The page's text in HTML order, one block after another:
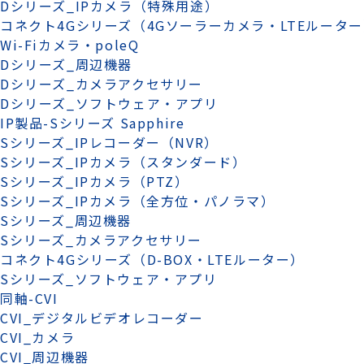
Dシリーズ_IPカメラ（特殊用途）
コネクト4Gシリーズ（4Gソーラーカメラ・LTEルータ
Wi-Fiカメラ・poleQ
Dシリーズ_周辺機器
Dシリーズ_カメラアクセサリー
Dシリーズ_ソフトウェア・アプリ
IP製品-Sシリーズ Sapphire
Sシリーズ_IPレコーダー（NVR）
Sシリーズ_IPカメラ（スタンダード）
Sシリーズ_IPカメラ（PTZ）
Sシリーズ_IPカメラ（全方位・パノラマ）
Sシリーズ_周辺機器
Sシリーズ_カメラアクセサリー
コネクト4Gシリーズ（D-BOX・LTEルーター）
Sシリーズ_ソフトウェア・アプリ
同軸-CVI
CVI_デジタルビデオレコーダー
CVI_カメラ
CVI_周辺機器